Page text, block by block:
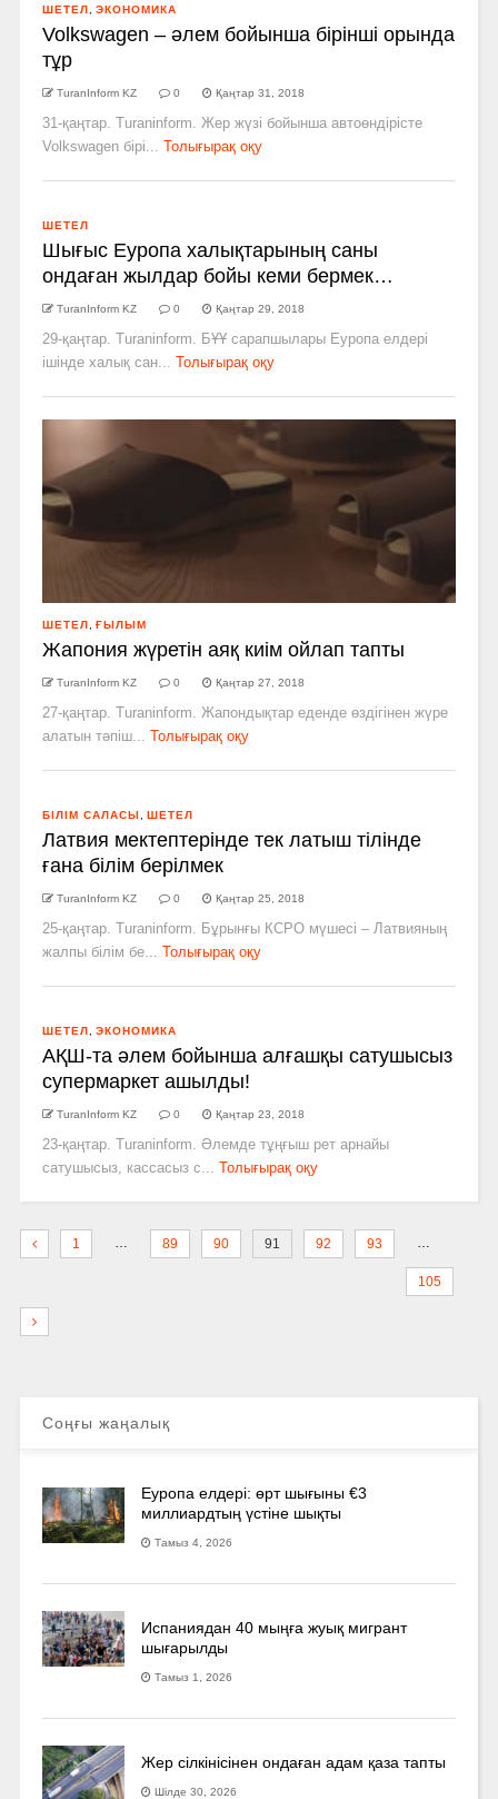
ШЕТЕЛ ЭКОНОМИКА
Volkswagen – әлем бойынша бірінші орында
тұр
TuranInform KZ 0 Қаңтар 31, 2018
31-қаңтар. Turaninform. Жер жүзі бойынша автоөндірісте
Volkswagen бірі...
Толығырақ оқу
ШЕТЕЛ
Шығыс Еуропа халықтарының саны
ондаған жылдар бойы кеми бермек…
TuranInform KZ 0 Қаңтар 29, 2018
29-қаңтар. Turaninform. БҰҰ сарапшылары Еуропа елдері
ішінде халық сан...
Толығырақ оқу
ШЕТЕЛ ҒЫЛЫМ
Жапония жүретін аяқ киім ойлап тапты
TuranInform KZ 0 Қаңтар 27, 2018
27-қаңтар. Turaninform. Жапондықтар еденде өздігінен жүре
алатын тәпіш...
Толығырақ оқу
БІЛІМ САЛАСЫ ШЕТЕЛ
Латвия мектептерінде тек латыш тілінде
ғана білім берілмек
TuranInform KZ 0 Қаңтар 25, 2018
25-қаңтар. Turaninform. Бұрынғы КСРО мүшесі – Латвияның
жалпы білім бе...
Толығырақ оқу
ШЕТЕЛ ЭКОНОМИКА
АҚШ-­та әлем бойынша алғашқы сатушысыз
супермаркет ашылды!
TuranInform KZ 0 Қаңтар 23, 2018
23-қаңтар. Turaninform. Әлемде тұңғыш рет арнайы
сатушысыз, кассасыз с...
Толығырақ оқу
1 89 90 91 92 93
105
Соңғы жаңалық
Еуропа елдері: өрт шығыны €3
миллиардтың үстіне шықты
Тамыз 4, 2026
Испаниядан 40 мыңға жуық мигрант
шығарылды
Тамыз 1, 2026
Жер сілкінісінен ондаған адам қаза тапты
Шілде 30, 2026